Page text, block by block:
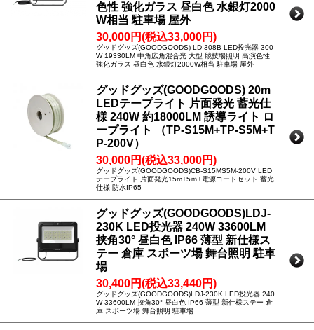
色性 強化ガラス 昼白色 水銀灯2000
W相当 駐車場 屋外
30,000円(税込33,000円)
グッドグッズ(GOODGOODS) LD-308B LED投光器 300
W 19330LM 中角広角混合光 大型 競技場照明 高演色性
強化ガラス 昼白色 水銀灯2000W相当 駐車場 屋外
グッドグッズ(GOODGOODS) 20m
LEDテープライト 片面発光 蓄光仕
様 240W 約18000LM 誘導ライト ロ
ープライト （TP-S15M+TP-S5M+T
P-200V）
30,000円(税込33,000円)
グッドグッズ(GOODGOODS)CB-S15MS5M-200V LED
テープライト 片面発光15m+5ｍ+電源コードセット 蓄光
仕様 防水IP65
グッドグッズ(GOODGOODS)LDJ-
230K LED投光器 240W 33600LM
挟角30° 昼白色 IP66 薄型 新仕様ス
テー 倉庫 スポーツ場 舞台照明 駐車
場
30,400円(税込33,440円)
グッドグッズ(GOODGOODS)LDJ-230K LED投光器 240
W 33600LM 挟角30° 昼白色 IP66 薄型 新仕様ステー 倉
庫 スポーツ場 舞台照明 駐車場